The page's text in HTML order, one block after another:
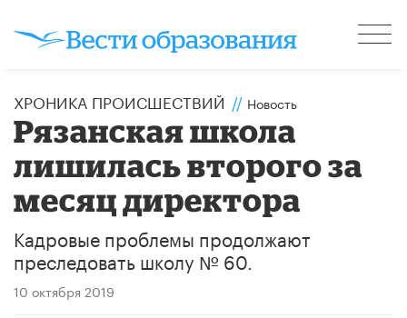
ХРОНИКА ПРОИСШЕСТВИЙ // Новость
Рязанская школа
лишилась второго за
месяц директора
Кадровые проблемы продолжают
преследовать школу № 60.
10 октября 2019